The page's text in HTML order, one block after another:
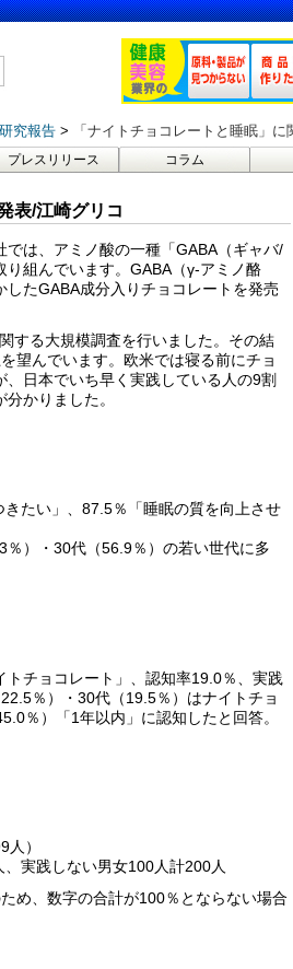
研究報告 「ナイトチョコレートと睡眠」
プレスリリース コラム
表/江崎グリコ
では、アミノ酸の一種「GABA（ギャバ/
組んでいます。GABA（γ-アミノ酪
たGABA成分入りチョコレートを発売
する大規模調査を行いました。その結
望んでいます。欧米では寝る前にチョ
日本でいち早く実践している人の9割
かりました。
たい」、87.5％「睡眠の質を向上させ
）・30代（56.9％）の若い世代に多
チョコレート」、認知率19.0％、実践
％）・30代（19.5％）はナイトチョ
％）「1年以内」に認知したと回答。
）
実践しない男女100人計200人
め、数字の合計が100％とならない場合